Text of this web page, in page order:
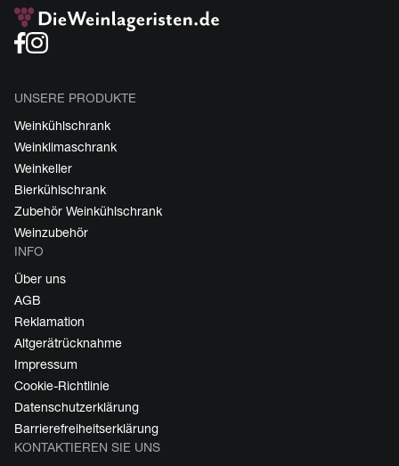
UNSERE PRODUKTE
Weinkühlschrank
Weinklimaschrank
Weinkeller
Bierkühlschrank
Zubehör Weinkühlschrank
Weinzubehör
INFO
Über uns
AGB
Reklamation
Altgerätrücknahme
Impressum
Cookie-Richtlinie
Datenschutzerklärung
Barrierefreiheitserklärung
KONTAKTIEREN SIE UNS